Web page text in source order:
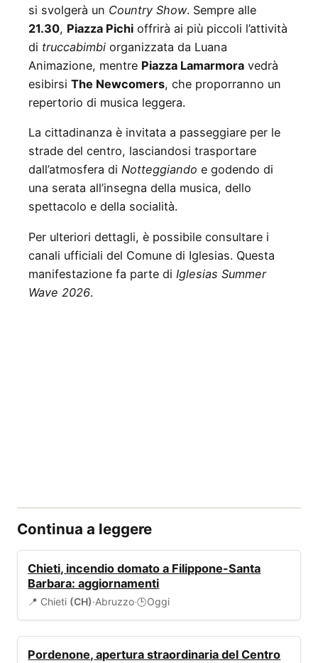
si svolgerà un Country Show. Sempre alle
21.30, Piazza Pichi offrirà ai più piccoli l’attività
di truccabimbi organizzata da Luana
Animazione, mentre Piazza Lamarmora vedrà
esibirsi The Newcomers, che proporranno un
repertorio di musica leggera.
La cittadinanza è invitata a passeggiare per le
strade del centro, lasciandosi trasportare
dall’atmosfera di Notteggiando e godendo di
una serata all’insegna della musica, dello
spettacolo e della socialità.
Per ulteriori dettagli, è possibile consultare i
canali ufficiali del Comune di Iglesias. Questa
manifestazione fa parte di Iglesias Summer
Wave 2026.
Continua a leggere
Chieti, incendio domato a Filippone-Santa
Barbara: aggiornamenti
📍 Chieti (CH)·Abruzzo·🕒Oggi
Pordenone, apertura straordinaria del Centro